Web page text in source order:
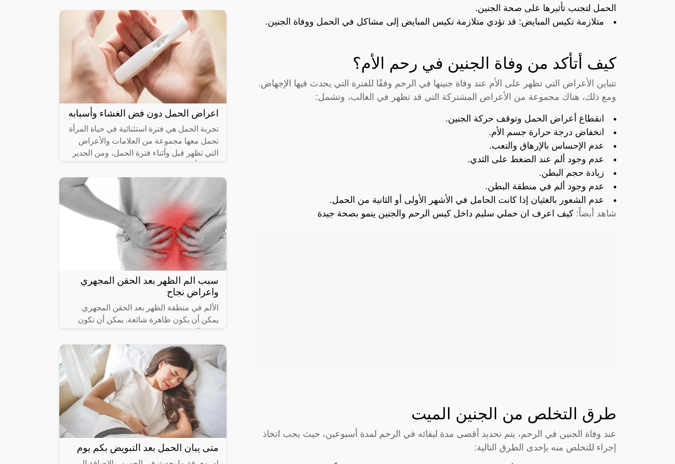
الحمل لتجنب تأثيرها على صحة الجنين.
متلازمة تكيس المبايض: قد تؤدي متلازمة تكيس المبايض إلى مشاكل في الحمل ووفاة الجنين.
كيف أتأكد من وفاة الجنين في رحم الأم؟
تتباين الأعراض التي تظهر على الأم عند وفاة جنينها في الرحم وفقًا للفترة التي يحدث فيها الإجهاض.
ومع ذلك، هناك مجموعة من الأعراض المشتركة التي قد تظهر في الغالب، وتشمل:
انقطاع أعراض الحمل وتوقف حركة الجنين.
انخفاض درجة حرارة جسم الأم.
عدم الإحساس بالإرهاق والتعب.
عدم وجود ألم عند الضغط على الثدي.
زيادة حجم البطن.
عدم وجود ألم في منطقة البطن.
عدم الشعور بالغثيان إذا كانت الحامل في الأشهر الأولى أو الثانية من الحمل.
شاهد أيضاً: كيف اعرف ان حملي سليم داخل كيس الرحم والجنين ينمو بصحة جيدة
طرق التخلص من الجنين الميت
عند وفاة الجنين في الرحم، يتم تحديد أقصى مدة لبقائه في الرحم لمدة أسبوعين، حيث يجب اتخاذ
إجراء للتخلص منه بإحدى الطرق التالية:
اعراض الحمل دون فض الغشاء وأسبابه
تجربة الحمل هي فترة استثنائية في حياة المرأة
تحمل معها مجموعة من العلامات والأعراض
التي تظهر قبل وأثناء فترة الحمل، ومن الجدير
سبب الم الظهر بعد الحقن المجهري
واعراض نجاح
الألم في منطقة الظهر بعد الحقن المجهري
يمكن أن يكون ظاهرة شائعة. يمكن أن تكون
الأعصاب والأنسجة المجاورة. تتفاوت
متى يبان الحمل بعد التبويض بكم يوم